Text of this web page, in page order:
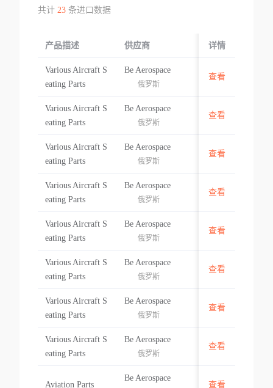
共计 23条进口数据
产品描述 供应商 起运国/地区
详情
Various Aircraft S
eating Parts
Be Aerospace
俄罗斯
菲律宾
查看
Various Aircraft S
eating Parts
Be Aerospace
俄罗斯
菲律宾
查看
Various Aircraft S
eating Parts
Be Aerospace
俄罗斯
菲律宾
查看
Various Aircraft S
eating Parts
Be Aerospace
俄罗斯
菲律宾
查看
Various Aircraft S
eating Parts
Be Aerospace
俄罗斯
菲律宾
查看
Various Aircraft S
eating Parts
Be Aerospace
俄罗斯
菲律宾
查看
Various Aircraft S
eating Parts
Be Aerospace
俄罗斯
菲律宾
查看
Various Aircraft S
eating Parts
Be Aerospace
俄罗斯
菲律宾
查看
Aviation Parts
Be Aerospace
菲律宾
查看